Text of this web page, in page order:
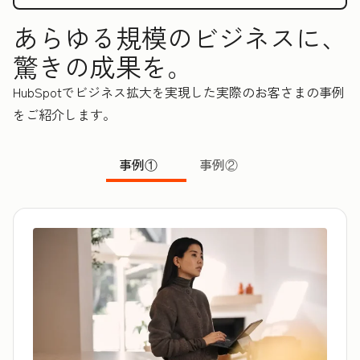
あらゆる規模のビジネスに、
驚きの成果を。
HubSpotでビジネス拡大を実現した実際のお客さまの事例
をご紹介します。
事例① 事例②